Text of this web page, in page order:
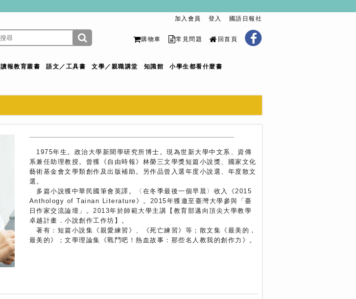
加入會員 登入 國語日報社
購物車 常見問題 回首頁
讀報教育叢書 語文／工具書 文學／親職講堂 知識館 小學生都看什麼書
1975年生。政治大學新聞學研究所博士。現為世新大學中文系、資傳
系兼任助理教授。曾獲《自由時報》林榮三文學獎短篇小說獎、國家文化
藝術基金會文學類創作及出版補助。另作品曾入選年度小說選、年度散文
選。
多篇小說獲中華民國筆會英譯。〈在冬季最後一個早晨〉收入《2015
Anthology of Tainan Literature》。2015年獲邀至臺灣大學參與「臺
日作家交流論壇」。2013年於師範大學主講【教育部邁向頂尖大學教學
卓越計畫．小說創作工作坊】。
著有：短篇小說集《親愛練習》、《死亡練習》等；散文集《最美的，
最美的》；文學理論集《戰鬥吧！熱血故事：那些名人教我的創作力》。